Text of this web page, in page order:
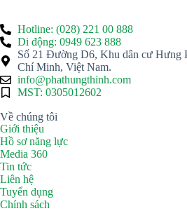
Hotline: (028) 221 00 888
Di động: 0949 623 888
Số 21 Đường D6, Khu dân cư Hưng
Chí Minh, Việt Nam.
info@phathungthinh.com
MST: 0305012602
Về chúng tôi
Giới thiệu
Hồ sơ năng lực
Media 360
Tin tức
Liên hệ
Tuyển dụng
Chính sách